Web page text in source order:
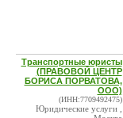
Транспортные юристы
(ПРАВОВОЙ ЦЕНТР
БОРИСА ПОРВАТОВА,
ООО)
(ИНН:7709492475)
Юридические услуги ,